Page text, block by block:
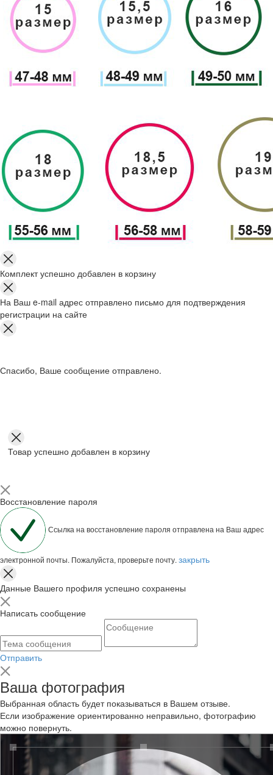
Комплект успешно добавлен в корзину
На Ваш e-mail адрес отправлено письмо для подтверждения
регистрации на сайте
Спасибо, Ваше сообщение отправлено.
Товар успешно добавлен в корзину
Восстановление пароля
Ссылка на восстановление пароля отправлена на Ваш адрес
электронной почты. Пожалуйста, проверьте почту. закрыть
Данные Вашего профиля успешно сохранены
Написать сообщение
Отправить
Ваша фотография
Выбранная область будет показываться в Вашем отзыве.
Если изображение ориентированно неправильно, фотографию
можно повернуть.